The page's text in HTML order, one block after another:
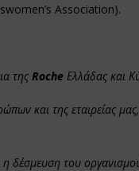
Association).
της RocheΕλλάδας και
και της εταιρείας
η δέσμευση του